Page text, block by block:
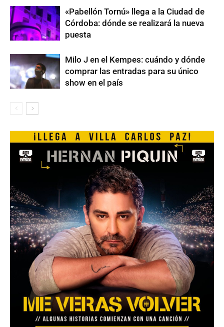
«Pabellón Tornú» llega a la Ciudad de
Córdoba: dónde se realizará la nueva
puesta
Milo J en el Kempes: cuándo y dónde
comprar las entradas para su único
show en el país